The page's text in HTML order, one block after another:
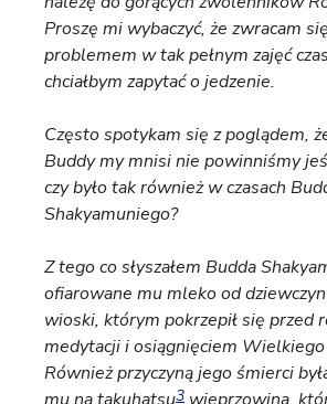
Proszę mi wybaczyć, że zwracam
problemem w tak pełnym zajęć
chciałbym zapytać o jedzenie.
Często spotykam się z poglądem,
Buddy my mnisi nie powinniśmy
czy było tak również w czasach
Shakyamuniego?
Z tego co słyszałem Budda
ofiarowane mu mleko od
wioski, którym pokrzepił się przed
medytacji i osiągnięciem
Również przyczyną jego śmierci
3